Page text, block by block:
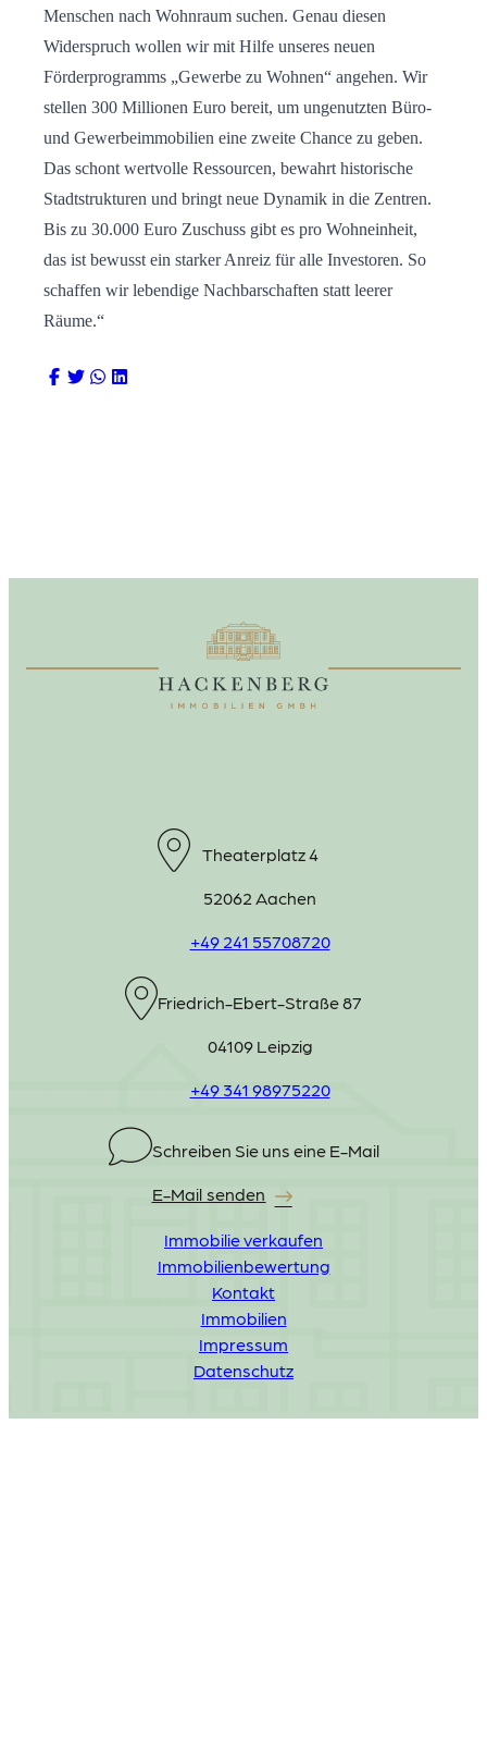
Menschen nach Wohnraum suchen. Genau diesen
Widerspruch wollen wir mit Hilfe unseres neuen
Förderprogramms „Gewerbe zu Wohnen“ angehen. Wir
stellen 300 Millionen Euro bereit, um ungenutzten Büro-
und Gewerbeimmobilien eine zweite Chance zu geben.
Das schont wertvolle Ressourcen, bewahrt historische
Stadtstrukturen und bringt neue Dynamik in die Zentren.
Bis zu 30.000 Euro Zuschuss gibt es pro Wohneinheit,
das ist bewusst ein starker Anreiz für alle Investoren. So
schaffen wir lebendige Nachbarschaften statt leerer
Räume.“
Theaterplatz 4
52062 Aachen
+49 241 55708720
Friedrich-Ebert-Straße 87
04109 Leipzig
+49 341 98975220
Schreiben Sie uns eine E-Mail
E-Mail senden
Immobilie verkaufen
Immobilienbewertung
Kontakt
Immobilien
Impressum
Datenschutz